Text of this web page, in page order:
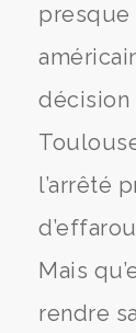
presque
décision
l’arrêté
Mais
rendre